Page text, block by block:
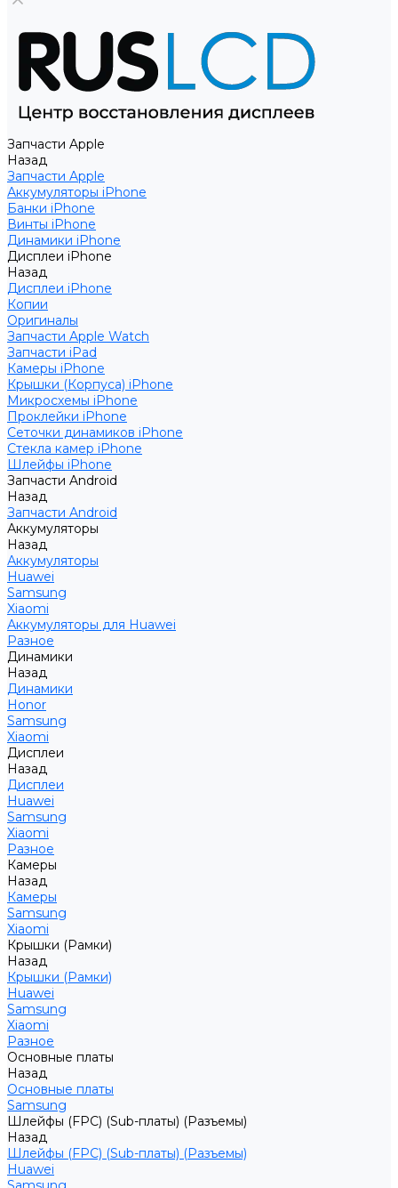
Запчасти Apple
Назад
Запчасти Apple
Аккумуляторы iPhone
Банки iPhone
Винты iPhone
Динамики iPhone
Дисплеи iPhone
Назад
Дисплеи iPhone
Копии
Оригиналы
Запчасти Apple Watch
Запчасти iPad
Камеры iPhone
Крышки (Корпуса) iPhone
Микросхемы iPhone
Проклейки iPhone
Сеточки динамиков iPhone
Стекла камер iPhone
Шлейфы iPhone
Запчасти Android
Назад
Запчасти Android
Аккумуляторы
Назад
Аккумуляторы
Huawei
Samsung
Xiaomi
Аккумуляторы для Huawei
Разное
Динамики
Назад
Динамики
Honor
Samsung
Xiaomi
Дисплеи
Назад
Дисплеи
Huawei
Samsung
Xiaomi
Разное
Камеры
Назад
Камеры
Samsung
Xiaomi
Крышки (Рамки)
Назад
Крышки (Рамки)
Huawei
Samsung
Xiaomi
Разное
Основные платы
Назад
Основные платы
Samsung
Шлейфы (FPC) (Sub-платы) (Разъемы)
Назад
Шлейфы (FPC) (Sub-платы) (Разъемы)
Huawei